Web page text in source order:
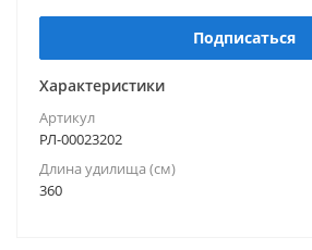
Подписаться
Характеристики
Артикул
РЛ-00023202
Длина удилища (см)
360